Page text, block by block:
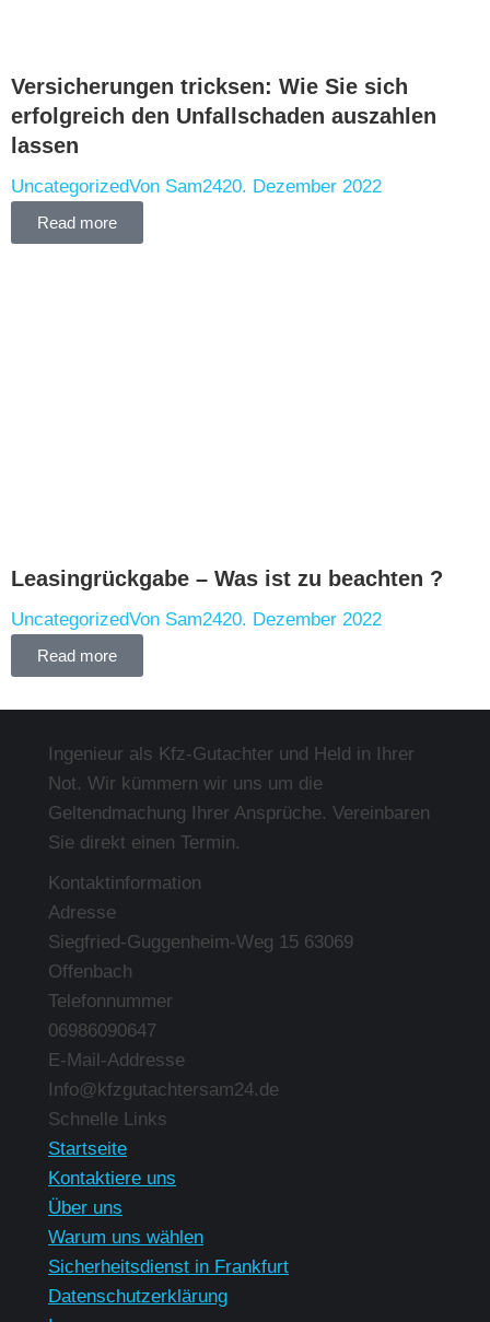
Versicherungen tricksen: Wie Sie sich
erfolgreich den Unfallschaden auszahlen
lassen
UncategorizedVon Sam2420. Dezember 2022
Read more
Leasingrückgabe – Was ist zu beachten ?
UncategorizedVon Sam2420. Dezember 2022
Read more
Ingenieur als Kfz-Gutachter und Held in Ihrer
Not. Wir kümmern wir uns um die
Geltendmachung Ihrer Ansprüche. Vereinbaren
Sie direkt einen Termin.
Kontaktinformation
Adresse
Siegfried-Guggenheim-Weg 15 63069
Offenbach
Telefonnummer
06986090647
E-Mail-Addresse
Info@kfzgutachtersam24.de
Finden Sie uns auf:
Schnelle Links
Startseite
Kontaktiere uns
Über uns
Warum uns wählen
Sicherheitsdienst in Frankfurt
Datenschutzerklärung